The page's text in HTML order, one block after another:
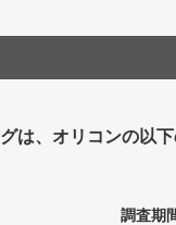
は、オリコンの以
調査期